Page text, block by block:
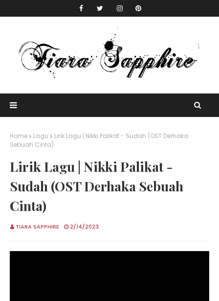
Home Lagu
Lirik Lagu | Nikki Palikat - Sudah (OST Derhaka
Sebuah Cinta)
Lirik Lagu | Nikki Palikat -
Sudah (OST Derhaka Sebuah
Cinta)
TIARA SAPPHIRE 2/14/2023